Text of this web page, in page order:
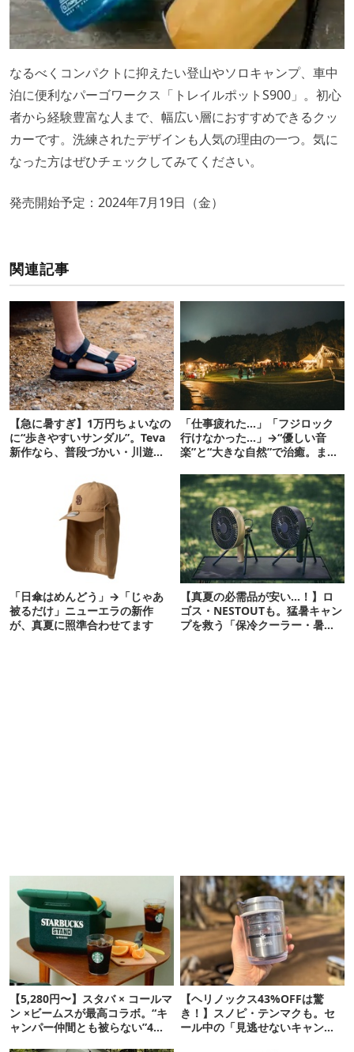
なるべくコンパクトに抑えたい登山やソロキャンプ、車中
泊に便利なパーゴワークス「トレイルポットS900」。初心
者から経験豊富な人まで、幅広い層におすすめできるクッ
カーです。洗練されたデザインも人気の理由の一つ。気に
なった方はぜひチェックしてみてください。
発売開始予定：2024年7月19日（金）
関連記事
【急に暑すぎ】1万円ちょいなの
に“歩きやすいサンダル”。Teva
新作なら、普段づかい・川遊
「仕事疲れた…」「フジロック
行けなかった…」→“優しい音
楽”と“大きな自然”で治癒。まだ
「日傘はめんどう」→「じゃあ
被るだけ」ニューエラの新作
が、真夏に照準合わせてます
【真夏の必需品が安い…！】ロ
ゴス・NESTOUTも。猛暑キャン
プを救う「保冷クーラー・暑さ
【5,280円〜】スタバ × コールマ
ン ×ビームスが最高コラボ。“キ
ャンパー仲間とも被らない”4ア
【ヘリノックス43%OFFは驚
き！】スノピ・テンマクも。セ
ール中の「見逃せないキャンプ